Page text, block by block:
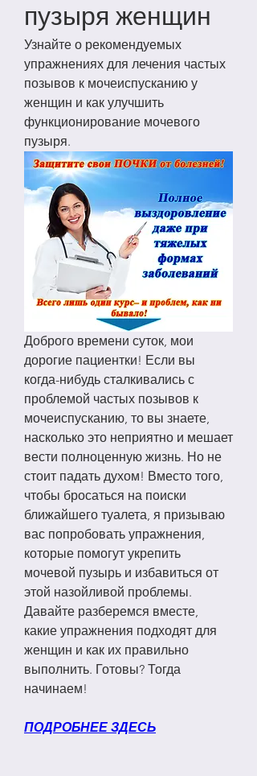
пузыря женщин
Узнайте о рекомендуемых
упражнениях для лечения частых
позывов к мочеиспусканию у
женщин и как улучшить
функционирование мочевого
пузыря.
Доброго времени суток, мои
дорогие пациентки! Если вы
когда-нибудь сталкивались с
проблемой частых позывов к
мочеиспусканию, то вы знаете,
насколько это неприятно и мешает
вести полноценную жизнь. Но не
стоит падать духом! Вместо того,
чтобы бросаться на поиски
ближайшего туалета, я призываю
вас попробовать упражнения,
которые помогут укрепить
мочевой пузырь и избавиться от
этой назойливой проблемы.
Давайте разберемся вместе,
какие упражнения подходят для
женщин и как их правильно
выполнить. Готовы? Тогда
начинаем!
ПОДРОБНЕЕ ЗДЕСЬ